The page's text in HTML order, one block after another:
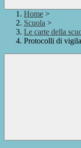
Home >
Scuola >
Le carte della
Protocolli di